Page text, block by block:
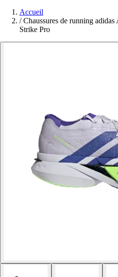
Accueil
/ Chaussures de running
Strike Pro